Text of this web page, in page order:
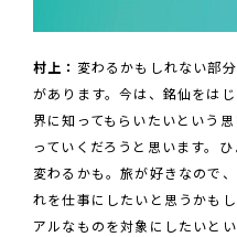
村上： 変わるかもしれない部
があります。今は、銘仙をは
界に知ってもらいたいという
っていくだろうと思います。
変わるかも。旅が好きなので
れを仕事にしたいと思うかも
アルなものを対象にしたいと